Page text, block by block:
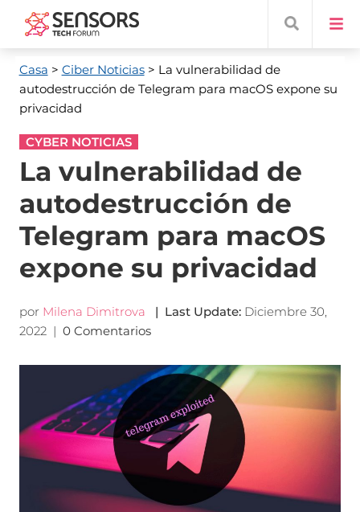
Casa > Ciber Noticias> La vulnerabilidad de
autodestrucción de Telegram para macOS expone su
privacidad
CYBER NOTICIAS
La vulnerabilidad de
autodestrucción de
Telegram para macOS
expone su privacidad
por Milena Dimitrova | Last Update: Diciembre 30,
2022| 0 Comentarios